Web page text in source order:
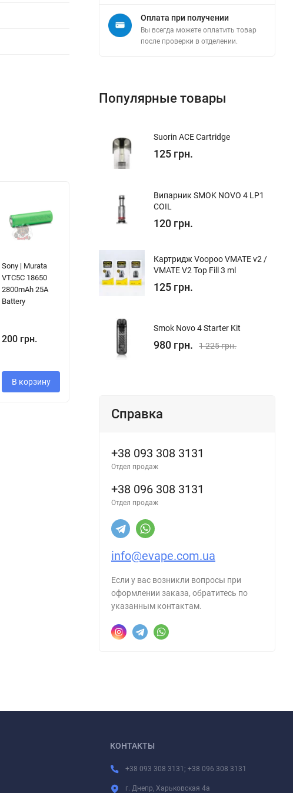
Sony | Murata
VTC5C 18650
2800mAh 25A
Battery
200 грн.
В корзину
Оплата при получении
Вы всегда можете оплатить товар
после проверки в отделении.
Популярные товары
Suorin ACE Cartridge
125 грн.
Випарник SMOK NOVO 4 LP1
COIL
120 грн.
Картридж Voopoo VMATE v2 /
VMATE V2 Top Fill 3 ml
125 грн.
Smok Novo 4 Starter Kit
980 грн. 1 225 грн.
Справка
+38 093 308 3131
Отдел продаж
+38 096 308 3131
Отдел продаж
info@evape.com.ua
Если у вас возникли вопросы при
оформлении заказа, обратитесь по
указанным контактам.
КОНТАКТЫ
+38 093 308 3131; +38 096 308 3131
г. Днепр, Харьковская 4а